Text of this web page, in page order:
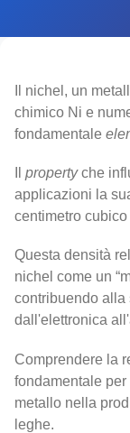
Il nichel, un
chimico Ni e
fondamentale
propertyche
applicazioni la
centimetro cubico
Questa densità
nichel come un
contribuendo alla
dall'elettronica
Comprendere la
fondamentale
metallo nella
leghe.